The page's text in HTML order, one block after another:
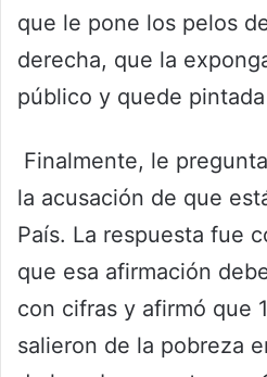
que le pone los pelos
derecha, que la
público y quede
Finalmente, le
la acusación de que
País. La respuesta fue
que esa afirmación
con cifras y afirmó que
salieron de la pobreza